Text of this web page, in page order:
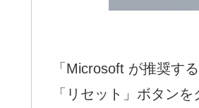
「Microsoft が推奨す
「リセット」ボタン